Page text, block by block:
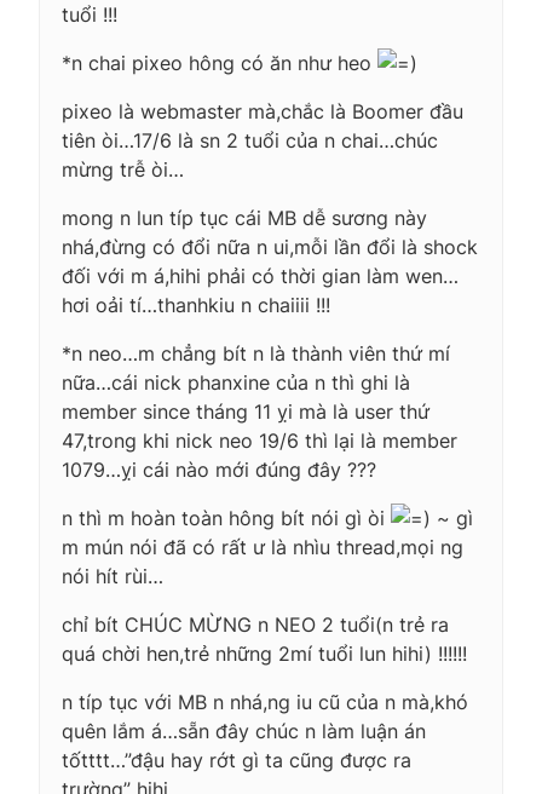
tuổi !!!
*n chai pixeo hông có ăn như heo
pixeo là webmaster mà,chắc là Boomer đầu
tiên òi…17/6 là sn 2 tuổi của n chai…chúc
mừng trễ òi…
mong n lun típ tục cái MB dễ sương này
nhá,đừng có đổi nữa n ui,mỗi lần đổi là shock
đối với m á,hihi phải có thời gian làm wen…
hơi oải tí…thanhkiu n chaiiii !!!
*n neo…m chẳng bít n là thành viên thứ mí
nữa…cái nick phanxine của n thì ghi là
member since tháng 11 ỵi mà là user thứ
47,trong khi nick neo 19/6 thì lại là member
1079…ỵi cái nào mới đúng đây ???
n thì m hoàn toàn hông bít nói gì òi
~ gì
m mún nói đã có rất ư là nhìu thread,mọi ng
nói hít rùi…
chỉ bít CHÚC MỪNG n NEO 2 tuổi(n trẻ ra
quá chời hen,trẻ những 2mí tuổi lun hihi) !!!!!!
n típ tục với MB n nhá,ng iu cũ của n mà,khó
quên lắm á…sẵn đây chúc n làm luận án
tốtttt…”đậu hay rớt gì ta cũng được ra
trường” hihi